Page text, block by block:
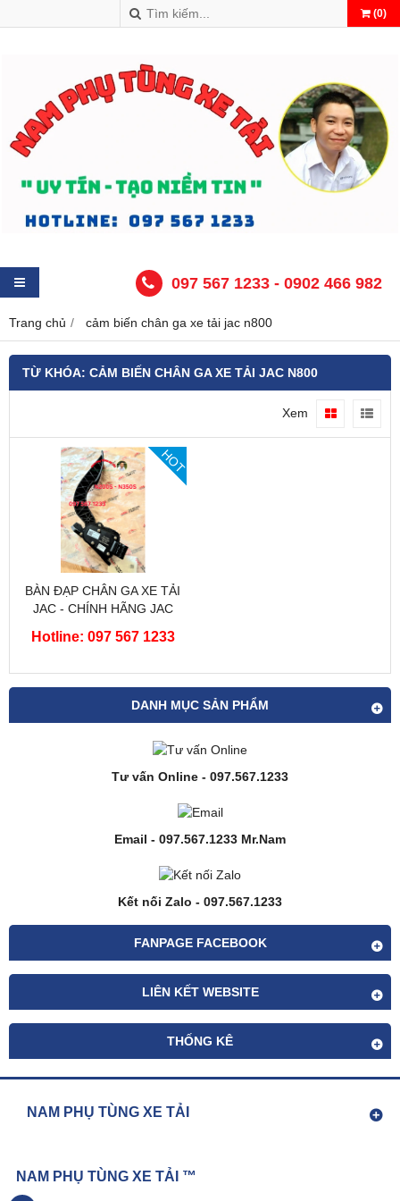
(0)
097 567 1233 - 0902 466 982
Trang chủ cảm biến chân ga xe tải jac n800
DANH MỤC SẢN PHẨM
Tư vấn Online - 097.567.1233
Email - 097.567.1233 Mr.Nam
Kết nối Zalo - 097.567.1233
FANPAGE FACEBOOK
LIÊN KẾT WEBSITE
THỐNG KÊ
TỪ KHÓA: CẢM BIẾN CHÂN GA XE TẢI JAC N800
Xem
HOT
BÀN ĐẠP CHÂN GA XE TẢI
JAC - CHÍNH HÃNG JAC
Hotline: 097 567 1233
NAM PHỤ TÙNG XE TẢI
NAM PHỤ TÙNG XE TẢI ™